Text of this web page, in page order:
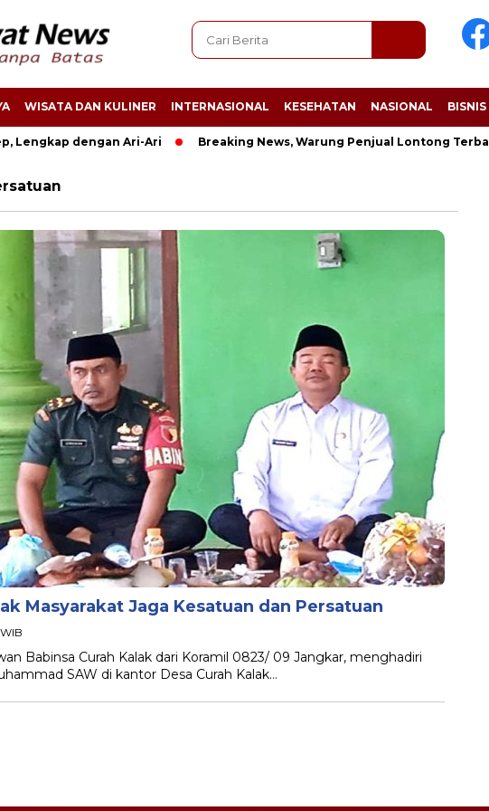
WISATA DAN KULINER INTERNASIONAL KESEHATAN NASIONAL BISNIS
dengan Ari-Ari Breaking News, Warung Penjual Lontong Terbakar
Masyarakat Jaga Kesatuan dan Persatuan
Babinsa Curah Kalak dari Koramil 0823/ 09 Jangkar, menghadiri
SAW di kantor Desa Curah Kalak…